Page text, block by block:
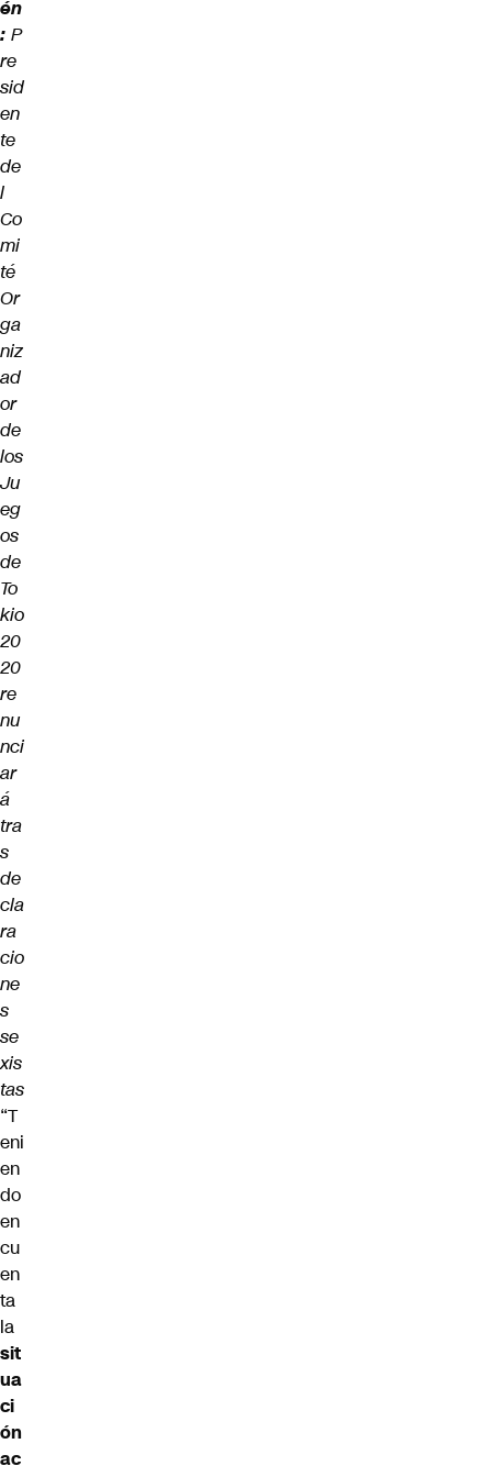
én
: P
re
sid
en
te
de
l
Co
mi
té
Or
ga
niz
ad
or
de
los
Ju
eg
os
de
To
kio
20
20
re
nu
nci
ar
á
tra
s
de
cla
ra
cio
ne
s
se
xis
tas
“T
eni
en
do
en
cu
en
ta
la
sit
ua
ci
ón
ac